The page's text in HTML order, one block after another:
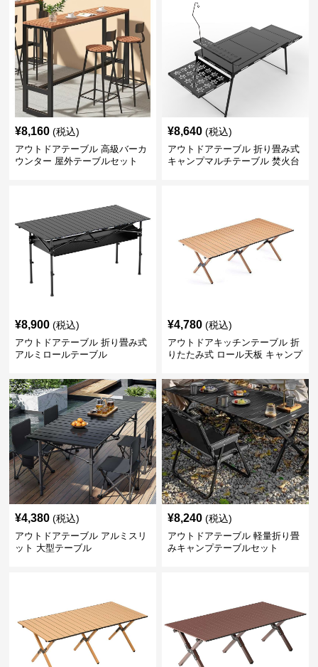
¥8,160 (税込)
アウトドアテーブル 高級バーカ
ウンター 屋外テーブルセット
¥8,640 (税込)
アウトドアテーブル 折り畳み式
キャンプマルチテーブル 焚火台
¥8,900 (税込)
アウトドアテーブル 折り畳み式
アルミロールテーブル
¥4,780 (税込)
アウトドアキッチンテーブル 折
りたたみ式 ロール天板 キャンプ
¥4,380 (税込)
アウトドアテーブル アルミスリ
ット 大型テーブル
¥8,240 (税込)
アウトドアテーブル 軽量折り畳
みキャンプテーブルセット